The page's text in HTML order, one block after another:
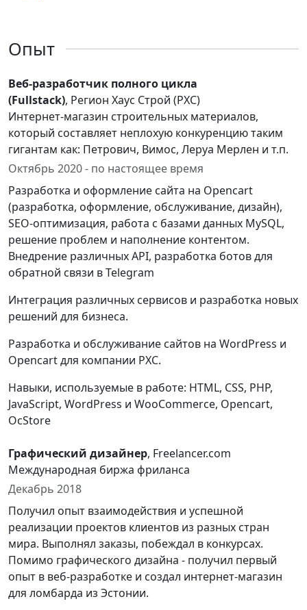
Опыт
Веб-разработчик полного цикла
(Fullstack), Регион Хаус Строй (РХС)
Интернет-магазин строительных материалов,
который составляет неплохую конкуренцию таким
гигантам как: Петрович, Вимос, Леруа Мерлен и т.п.
Октябрь 2020 - по настоящее время
Разработка и оформление сайта на Opencart
(разработка, оформление, обслуживание, дизайн),
SEO-оптимизация, работа с базами данных MySQL,
решение проблем и наполнение контентом.
Внедрение различных API, разработка ботов для
обратной связи в Telegram
Интеграция различных сервисов и разработка новых
решений для бизнеса.
Разработка и обслуживание сайтов на WordPress и
Opencart для компании РХС.
Навыки, используемые в работе: HTML, CSS, PHP,
JavaScript, WordPress и WooCommerce, Opencart,
OcStore
Графический дизайнер, Freelancer.com
Международная биржа фриланса
Декабрь 2018
Получил опыт взаимодействия и успешной
реализации проектов клиентов из разных стран
мира. Выполнял заказы, побеждал в конкурсах.
Помимо графического дизайна - получил первый
опыт в веб-разработке и создал интернет-магазин
для ломбарда из Эстонии.